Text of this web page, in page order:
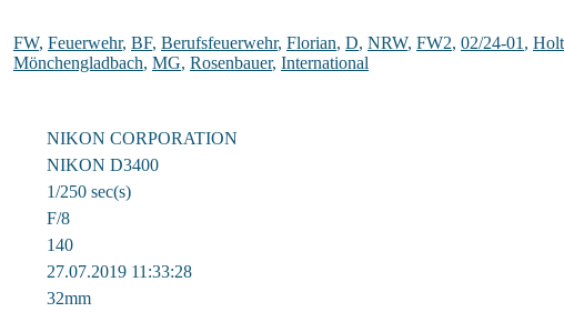
FW, Feuerwehr, BF, Berufsfeuerwehr, Florian, D, NRW, FW2, 02/24-01 , Holt
Mönchengladbach, MG, Rosenbauer, International
NIKON CORPORATION
NIKON D3400
1/250 sec(s)
F/8
140
27.07.2019 11:33:28
32mm